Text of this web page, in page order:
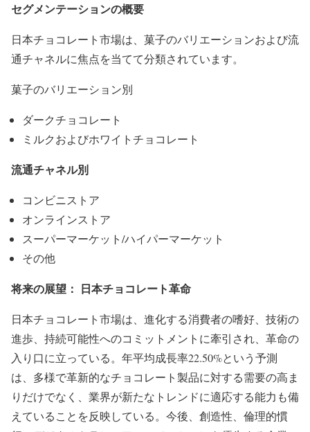
セグメンテーションの概要
日本チョコレート市場は、菓子のバリエーションおよび流
通チャネルに焦点を当てて分類されています。
菓子のバリエーション別
ダークチョコレート
ミルクおよびホワイトチョコレート
流通チャネル別
コンビニストア
オンラインストア
スーパーマーケット/ハイパーマーケット
その他
将来の展望： 日本チョコレート革命
日本チョコレート市場は、進化する消費者の嗜好、技術の
進歩、持続可能性へのコミットメントに牽引され、革命の
入り口に立っている。年平均成長率22.50%という予測
は、多様で革新的なチョコレート製品に対する需要の高ま
りだけでなく、業界が新たなトレンドに適応する能力も備
えていることを反映している。今後、創造性、倫理的慣